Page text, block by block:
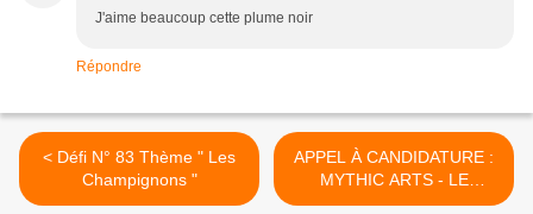
J'aime beaucoup cette plume noir
Répondre
< Défi N° 83 Thème " Les
Champignons "
APPEL À CANDIDATURE :
MYTHIC ARTS - LE
FESTIVAL